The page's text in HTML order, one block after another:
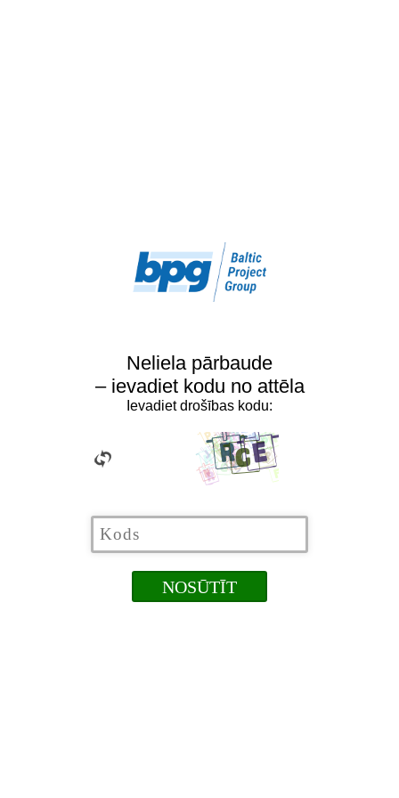
Neliela pārbaude
– ievadiet kodu no attēla
Ievadiet drošības kodu: